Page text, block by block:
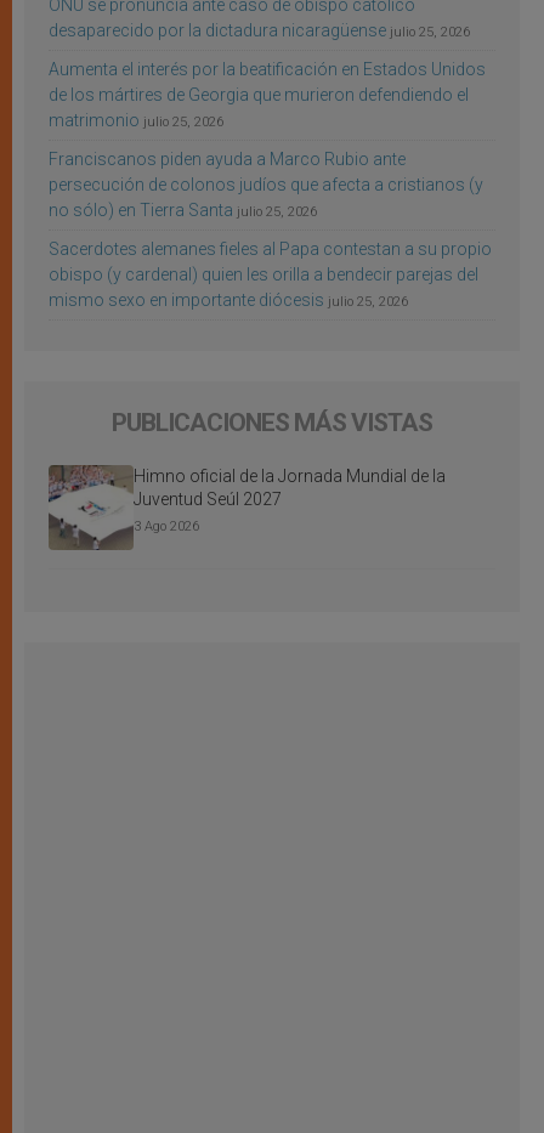
ONU se pronuncia ante caso de obispo católico
desaparecido por la dictadura nicaragüense julio 25, 2026
Aumenta el interés por la beatificación en Estados Unidos
de los mártires de Georgia que murieron defendiendo el
matrimonio julio 25, 2026
Franciscanos piden ayuda a Marco Rubio ante
persecución de colonos judíos que afecta a cristianos (y
no sólo) en Tierra Santa julio 25, 2026
Sacerdotes alemanes fieles al Papa contestan a su propio
obispo (y cardenal) quien les orilla a bendecir parejas del
mismo sexo en importante diócesis julio 25, 2026
PUBLICACIONES MÁS VISTAS
Himno oficial de la Jornada Mundial de la
Juventud Seúl 2027
3 Ago 2026